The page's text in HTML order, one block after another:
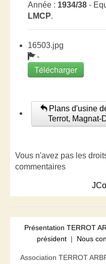
Année : 1934/38 -
LMCP.
16503.jpg
-
Télécharger
Plans d'usine
Terrot, Magnat-
Vous n'avez pas les
commentaires
Présentation TERROT
président | Nous
Association TERROT